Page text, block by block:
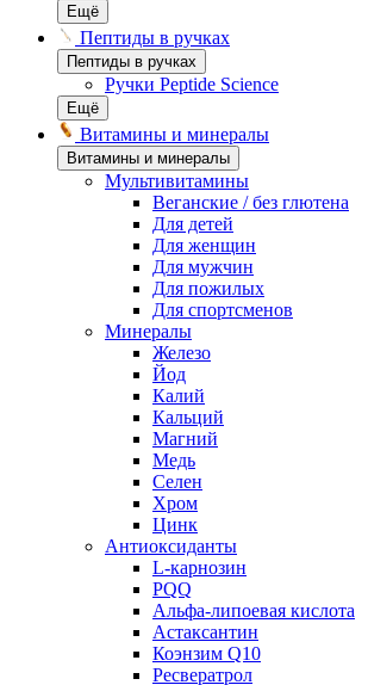
Ещё
Пептиды в ручках
Пептиды в ручках
Ручки Peptide Science
Ещё
Витамины и минералы
Витамины и минералы
Мультивитамины
Веганские / без глютена
Для детей
Для женщин
Для мужчин
Для пожилых
Для спортсменов
Минералы
Железо
Йод
Калий
Кальций
Магний
Медь
Селен
Хром
Цинк
Антиоксиданты
L-карнозин
PQQ
Альфа-липоевая кислота
Астаксантин
Коэнзим Q10
Ресвератрол